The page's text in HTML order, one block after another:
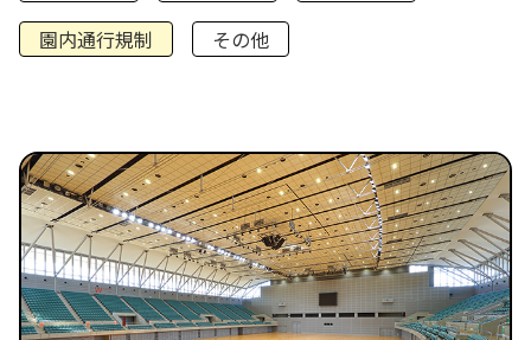
園内通行規制
その他